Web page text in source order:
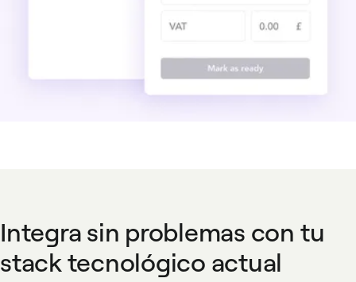
Integra sin problemas con tu
stack tecnológico actual